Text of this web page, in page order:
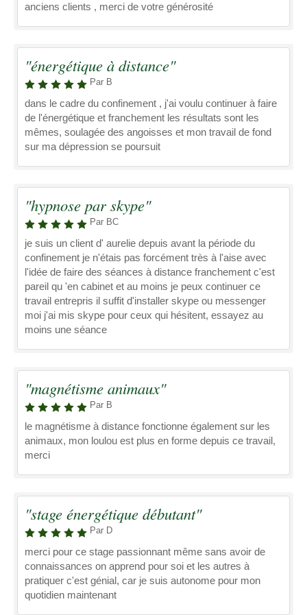
anciens clients , merci de votre générosité
"énergétique à distance"
Par B
dans le cadre du confinement , j'ai voulu continuer à faire
de l'énergétique et franchement les résultats sont les
mêmes, soulagée des angoisses et mon travail de fond
sur ma dépression se poursuit
"hypnose par skype"
Par BC
je suis un client d' aurelie depuis avant la période du
confinement je n'étais pas forcément très à l'aise avec
l'idée de faire des séances à distance franchement c'est
pareil qu 'en cabinet et au moins je peux continuer ce
travail entrepris il suffit d'installer skype ou messenger
moi j'ai mis skype pour ceux qui hésitent, essayez au
moins une séance
"magnétisme animaux"
Par B
le magnétisme à distance fonctionne également sur les
animaux, mon loulou est plus en forme depuis ce travail,
merci
"stage énergétique débutant"
Par D
merci pour ce stage passionnant même sans avoir de
connaissances on apprend pour soi et les autres à
pratiquer c'est génial, car je suis autonome pour mon
quotidien maintenant